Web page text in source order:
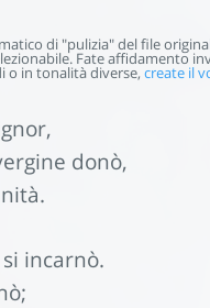
di "pulizia" del file
Fate affidamento
o in tonalità diverse, create il
donò,
incarnò.